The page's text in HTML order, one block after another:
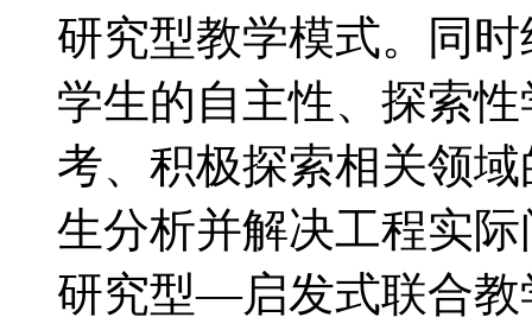
研究型教学模式。同
学生的自主性、探索
考、积极探索相关领
生分析并解决工程实
研究型—启发式联合教